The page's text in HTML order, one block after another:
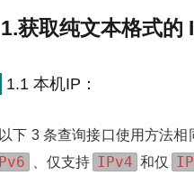
1.获取纯文本格式的
1.1 本机IP：
以下 3 条查询接口使用方法
Pv6
、仅支持 IPv4 和仅